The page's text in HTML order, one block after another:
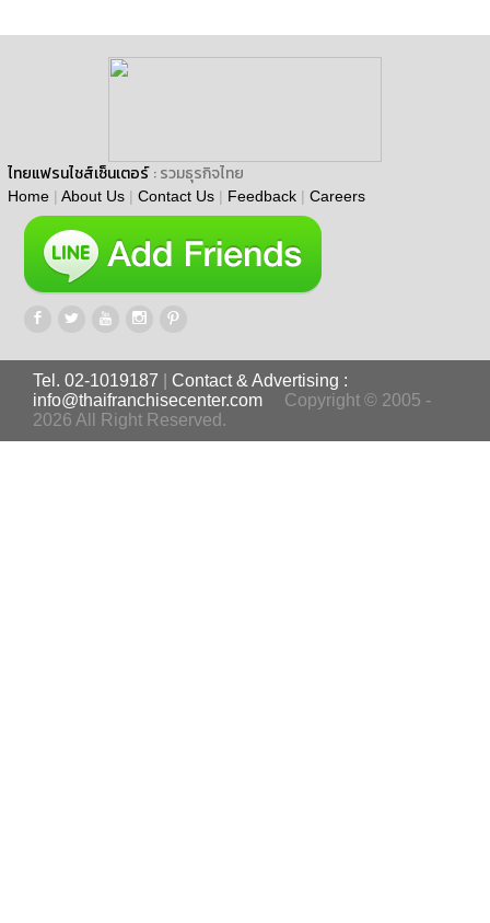
ไทยแฟรนไชส์เซ็นเตอร์ : รวมธุรกิจไทย
Home | About Us | Contact Us | Feedback | Careers
Tel. 02-1019187
Contact & Advertising :
info@thaifranchisecenter.com
Copyright © 2005 -
2026 All Right Reserved.